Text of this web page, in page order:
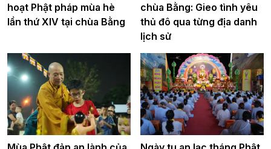
hoạt Phật pháp mùa hè
lần thứ XIV tại chùa Bằng
chùa Bằng: Gieo tình yêu
thủ đô qua từng địa danh
lịch sử